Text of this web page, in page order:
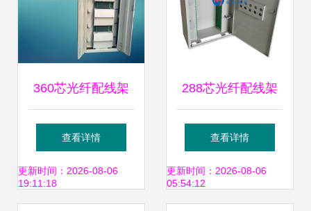
360芯光纤配线架
配置详细介绍
查看详情
更新时间：2026-08-06
19:11:18
288芯光纤配线架
满配直插盘 构建高
效、灵活的光纤网
查看详情
更新时间：2026-08-06
05:54:12